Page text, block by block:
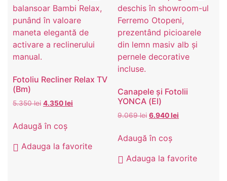
Fotoliu Recliner Relax TV
(Bm)
5.350lei 4.350lei
Adaugă în coș
Adauga la favorite
Canapele și Fotolii
YONCA (El)
9.069lei 6.940lei
Adaugă în coș
Adauga la favorite